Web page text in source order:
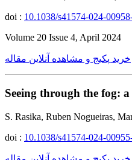
doi : 10.1038/s41574-024-
Volume 20 Issue 4, April 2024
خرید پکیج و مشاهده آنلاین مقاله
Seeing through the fog:
S. Rasika, Ruben Nogueiras,
doi : 10.1038/s41574-024-